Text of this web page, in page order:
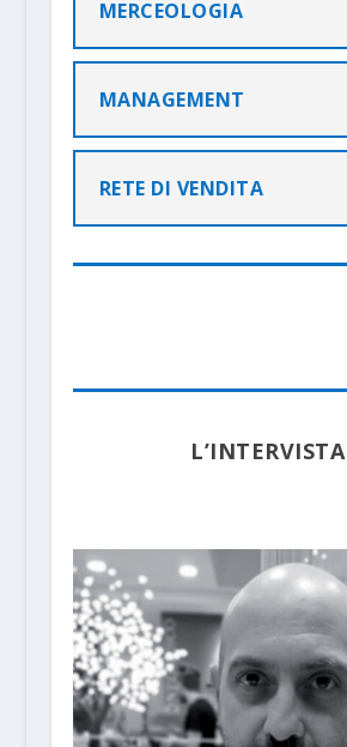
MERCEOLOGIA
MANAGEMENT
RETE DI VENDITA
L’INTERVISTA